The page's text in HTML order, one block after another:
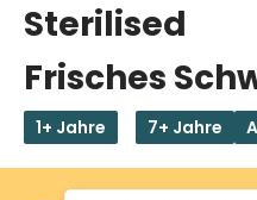
Sterilised
Frisches
1+ Jahre 7+ Jahre